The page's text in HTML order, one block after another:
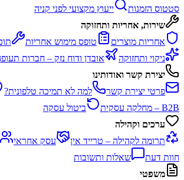
סטטוס הזמנות
ייעוץ מקצועי לפני קניה
שירות, אחריות ותחזוקה
אחריות מוצרים
טופס מימוש אחריות
ניקוי ותחזוקה
אובדן ודוח נזק – חברות
יצירת קשר ואודותינו
פרטי יצירת קשר
למה לא תמיכה טלפונית?
B2B – מחלקה עסקית
ביטול עסקה
ערכים וקהילה
תרומה לקהילה – טרייד אין
עסק אחראי
חוות דעת
שאלות ותשובות
משפטי